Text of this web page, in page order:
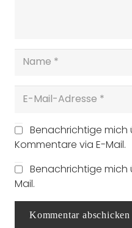
Benachrichtige
Kommentare via E-Mail.
Benachrichtige mich
Mail.
Kommentar abschicken